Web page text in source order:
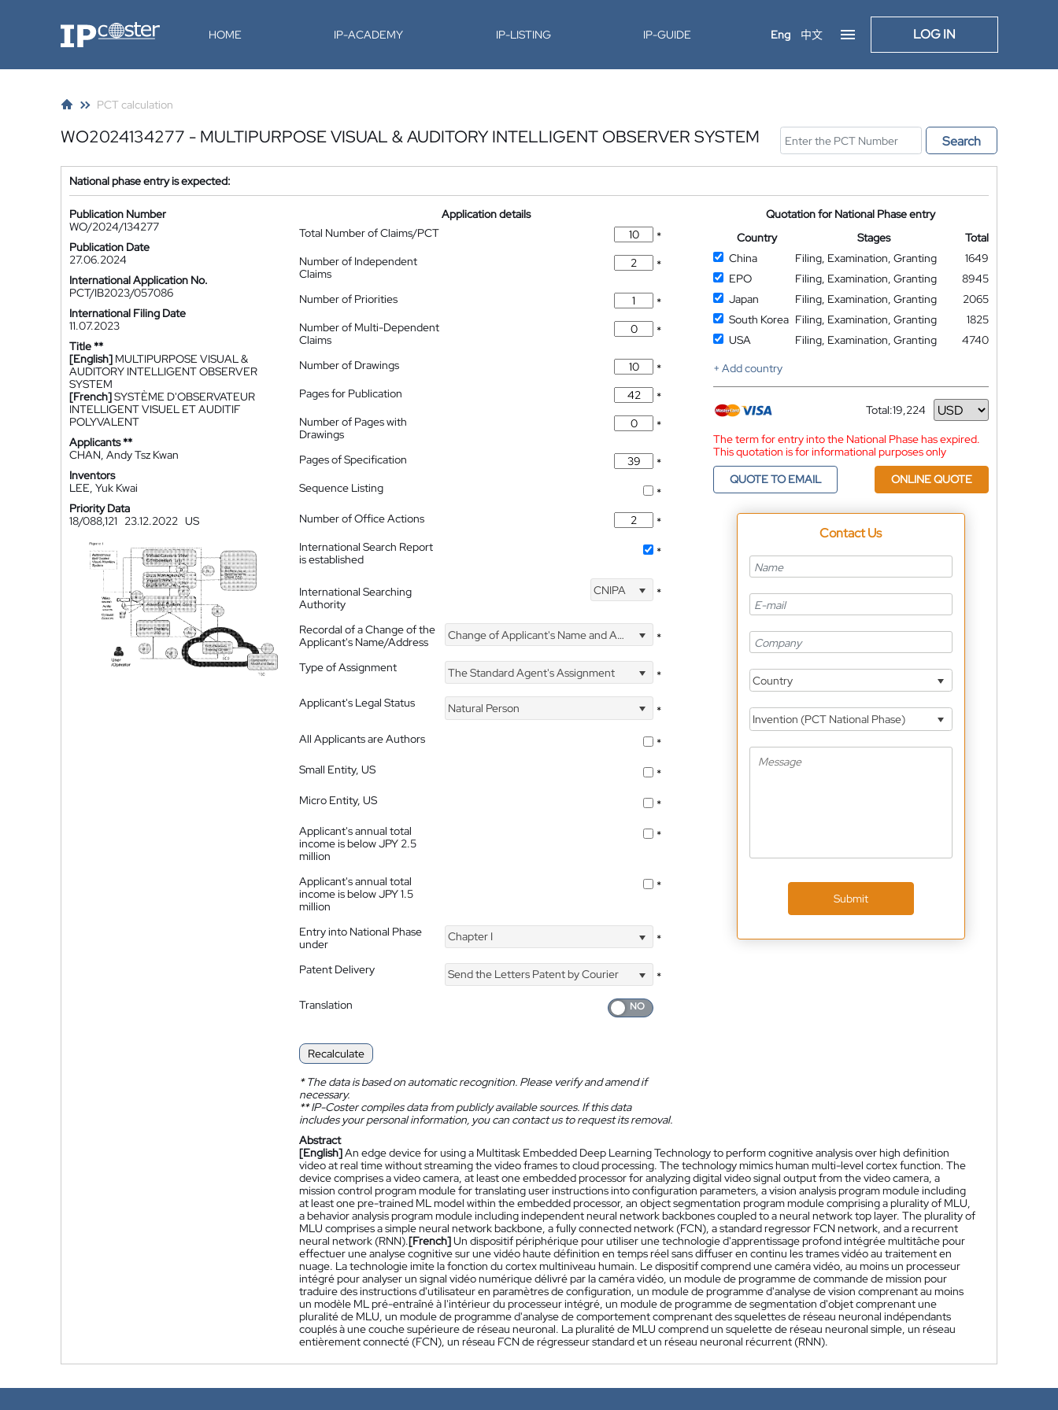
IP-Coster HOME IP-ACADEMY IP-LISTING IP-GUIDE Eng 中文 LOG IN
PCT calculation
WO2024134277 - MULTIPURPOSE VISUAL & AUDITORY INTELLIGENT OBSERVER SYSTEM Search
National phase entry is expected:
Publication Number
WO/2024/134277
Publication Date
27.06.2024
International Application No.
PCT/IB2023/057086
International Filing Date
11.07.2023
Title **
[English] MULTIPURPOSE VISUAL &
AUDITORY INTELLIGENT OBSERVER
SYSTEM
[French]SYSTÈME D'OBSERVATEUR
INTELLIGENT VISUEL ET AUDITIF
POLYVALENT
Applicants **
CHAN, Andy Tsz Kwan
Inventors
LEE, Yuk Kwai
Priority Data
18/088,121
23.12.2022 US
Application details
Total Number of Claims/PCT
*
Number of Independent
Claims
*
Number of Priorities
*
Number of Multi-Dependent
Claims
*
Number of Drawings
*
Pages for Publication
*
Number of Pages with
Drawings
*
Pages of Specification
*
Sequence Listing
*
Number of Office Actions
*
International Search Report
is established
*
International Searching
Authority
CNIPA *
Recordal of a Change of the
Applicant's Name/Address
Change of Applicant's Name and Address *
Type of Assignment The Standard Agent's Assignment
*
Applicant's Legal Status
Natural Person
*
All Applicants are Authors
*
Small Entity, US
*
Micro Entity, US
*
Applicant's annual total
income is below JPY 2.5
million
*
Applicant's annual total
income is below JPY 1.5
million
*
Entry into National Phase
under
Chapter I *
Patent Delivery Send the Letters Patent by Courier
*
Translation
Recalculate
*The data is based on automatic recognition. Please verify and amend if
necessary.
**IP-Coster compiles data from publicly available sources. If this data
includes your personal information, you can contact us to request its removal.
Quotation for National Phase entry
Country
Stages
Total
China
Filing, Examination, Granting
1649
EPO
Filing, Examination, Granting
8945
Japan
Filing, Examination, Granting
2065
South Korea Filing, Examination, Granting
1825
USA
Filing, Examination, Granting
4740
+ Add country
Total:19,224
Currency
The term for entry into the National Phase has expired.
This quotation is for informational purposes only
QUOTE TO EMAIL
ONLINE QUOTE
Contact Us
Country
Invention (PCT National Phase)
Submit
Abstract
[English]An edge device for using a Multitask Embedded Deep Learning Technology to perform cognitive analysis over high definition
video at real time without streaming the video frames to cloud processing. The technology mimics human multi-level cortex function. The
device comprises a video camera, at least one embedded processor for analyzing digital video signal output from the video camera, a
mission control program module for translating user instructions into configuration parameters, a vision analysis program module including
at least one pre-trained ML model within the embedded processor, an object segmentation program module comprising a plurality of MLU,
a behavior analysis program module including independent neural network backbones coupled to a neural network top layer. The plurality of
MLU comprises a simple neural network backbone, a fully connected network (FCN), a standard regressor FCN network, and a recurrent
neural network (RNN).[French]Un dispositif périphérique pour utiliser une technologie d'apprentissage profond intégrée multitâche pour
effectuer une analyse cognitive sur une vidéo haute définition en temps réel sans diffuser en continu les trames vidéo au traitement en
nuage. La technologie imite la fonction du cortex multiniveau humain. Le dispositif comprend une caméra vidéo, au moins un processeur
intégré pour analyser un signal vidéo numérique délivré par la caméra vidéo, un module de programme de commande de mission pour
traduire des instructions d'utilisateur en paramètres de configuration, un module de programme d'analyse de vision comprenant au moins
un modèle ML pré-entraîné à l'intérieur du processeur intégré, un module de programme de segmentation d'objet comprenant une
pluralité de MLU, un module de programme d'analyse de comportement comprenant des squelettes de réseau neuronal indépendants
couplés à une couche supérieure de réseau neuronal. La pluralité de MLU comprend un squelette de réseau neuronal simple, un réseau
entièrement connecté (FCN), un réseau FCN de régresseur standard et un réseau neuronal récurrent (RNN).